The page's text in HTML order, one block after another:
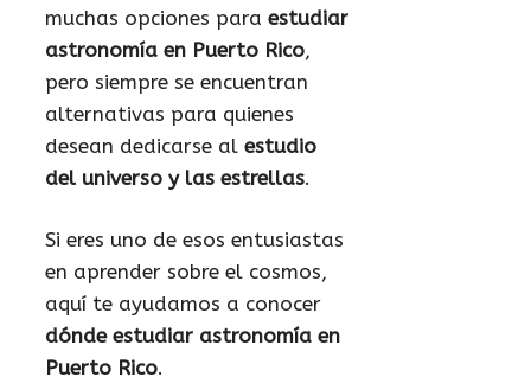
muchas opciones para estudiar
astronomía en Puerto Rico,
pero siempre se encuentran
alternativas para quienes
desean dedicarse al estudio
del universo y las estrellas.
Si eres uno de esos entusiastas
en aprender sobre el cosmos,
aquí te ayudamos a conocer
dónde estudiar astronomía en
Puerto Rico.